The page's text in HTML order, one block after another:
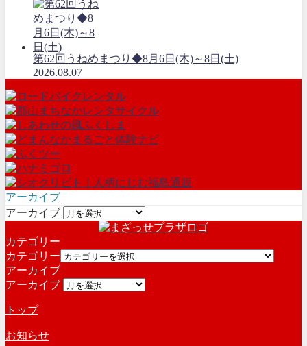
第62回うねめまつり◆8月6日(木)～8日(土)
2026.08.07
アーカイブ
アーカイブ
カテゴリー
カテゴリー
アーカイブ
アーカイブ
トップ
お知らせ